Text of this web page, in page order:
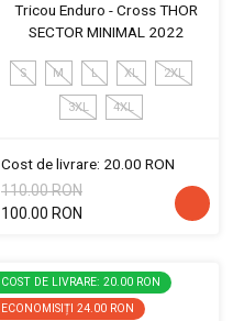
Tricou Enduro - Cross THOR
SECTOR MINIMAL 2022
S M L XL 2XL
3XL 4XL
Cost de livrare: 20.00 RON
110.00 RON
100.00 RON
COST DE LIVRARE: 20.00 RON
ECONOMISIȚI 24.00 RON